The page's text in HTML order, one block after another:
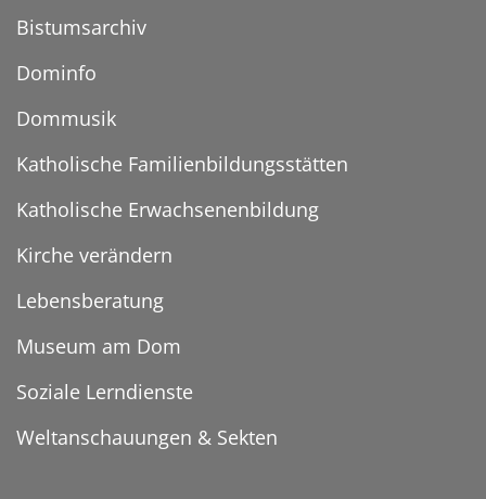
Bistumsarchiv
Dominfo
Dommusik
Katholische Familienbildungsstätten
Katholische Erwachsenenbildung
Kirche verändern
Lebensberatung
Museum am Dom
Soziale Lerndienste
Weltanschauungen & Sekten